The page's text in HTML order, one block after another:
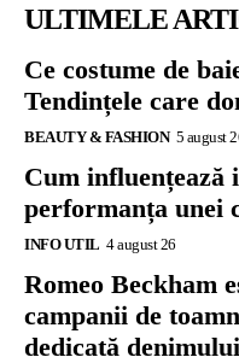
ULTIMELE
Ce costume de
Tendințele care
BEAUTY & FASHION 5 august
Cum influențează
performanța unei
INFO UTIL 4 august 26
Romeo Beckham
campanii de
dedicată denimului